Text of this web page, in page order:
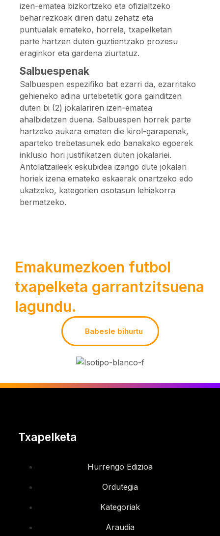
izen-ematea bizkortzeko eta ofizialtzeko
beharrezkoak diren datu zehatz eta
puntualak emateko, horrela, txapelketan
parte hartzen duten guztientzako prozesu
eraginkor eta gardena ziurtatuz.
Salbuespenak
Salbuespen espezifiko bat ezarri da, ezarritako
gehieneko adina urtebetetik gora gainditzen
duten bi (2) jokalariren izen-ematea
ahalbidetzen duena. Salbuespen horrek parte
hartzeko aukera ematen die kirol-garapenak,
aparteko trebetasunek edo banakako egoerek
inklusio hori justifikatzen duten jokalariei.
Antolatzaileek eskubidea izango dute jokalari
horiek izena emateko eskaerak onartzeko edo
ukatzeko, kategorien osotasun lehiakorra
bermatzeko.
Emakumezkoen futbol
txapelketa garrantzitsuena
lagundu.
Babesle bihurtu
Txapelketa
Hurrengo Edizioa
Ordutegia
Kategoriak
Araudia